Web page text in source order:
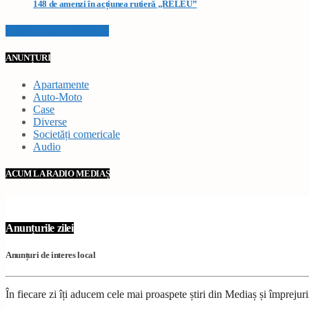
148 de amenzi în acțiunea rutieră „RELEU”
ANUNȚURI
Apartamente
Auto-Moto
Case
Diverse
Societăți comericale
Audio
ACUM LA RADIO MEDIAȘ
Anunțurile zilei
Anunțuri de interes local
În fiecare zi îți aducem cele mai proaspete știri din Mediaș și